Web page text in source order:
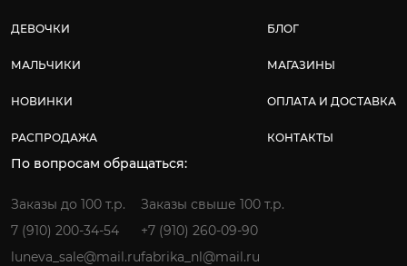
ДЕВОЧКИ
МАЛЬЧИКИ
НОВИНКИ
РАСПРОДАЖА
БЛОГ
МАГАЗИНЫ
ОПЛАТА И ДОСТАВКА
КОНТАКТЫ
По вопросам обращаться:
Заказы до 100 т.р.
7 (910) 200-34-54
luneva_sale@mail.ru
Заказы свыше 100 т.р.
+7 (910) 260-09-90
fabrika_nl@mail.ru